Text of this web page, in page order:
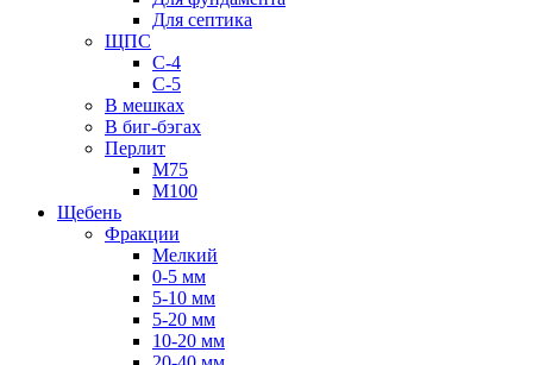
Для септика
ЩПС
С-4
С-5
В мешках
В биг-бэгах
Перлит
М75
М100
Щебень
Фракции
Мелкий
0-5 мм
5-10 мм
5-20 мм
10-20 мм